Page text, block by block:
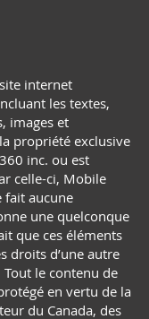
internet
les textes,
images et
propriété exclusive
inc. ou est
celle-ci, Mobile
fait aucune
une quelconque
que ces éléments
droits d’une autre
le contenu de
en vertu de la
du Canada, des